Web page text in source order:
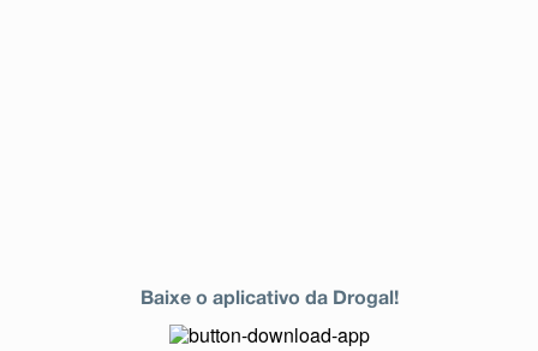
Baixe o aplicativo da Drogal!